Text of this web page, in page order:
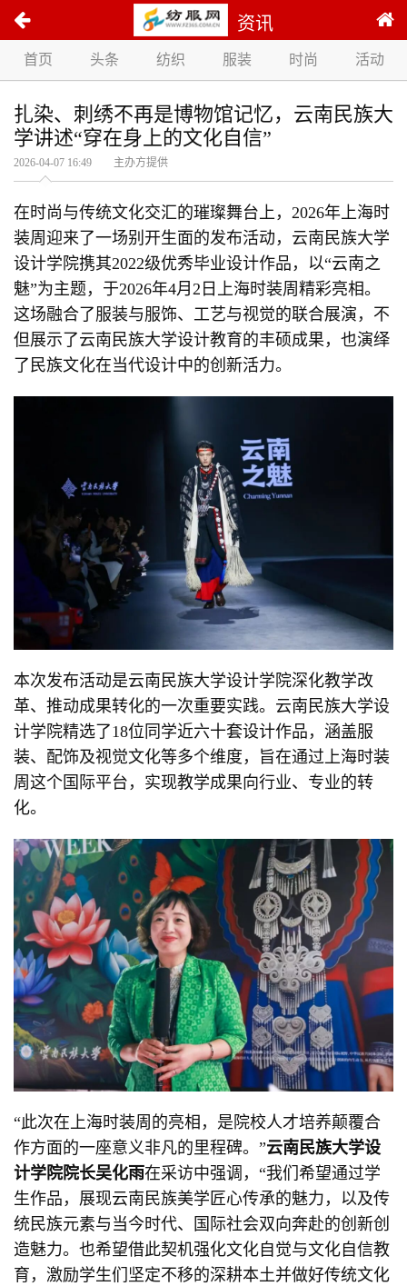
资讯
首页 头条 纺织 服装 时尚 活动
扎染、刺绣不再是博物馆记忆，云南民族大
学讲述“穿在身上的文化自信”
2026-04-07 16:49 主办方提供
在时尚与传统文化交汇的璀璨舞台上，2026年上海时
装周迎来了一场别开生面的发布活动，云南民族大学
设计学院携其2022级优秀毕业设计作品，以“云南之
魅”为主题，于2026年4月2日上海时装周精彩亮相。
这场融合了服装与服饰、工艺与视觉的联合展演，不
但展示了云南民族大学设计教育的丰硕成果，也演绎
了民族文化在当代设计中的创新活力。
本次发布活动是云南民族大学设计学院深化教学改
革、推动成果转化的一次重要实践。云南民族大学设
计学院精选了18位同学近六十套设计作品，涵盖服
装、配饰及视觉文化等多个维度，旨在通过上海时装
周这个国际平台，实现教学成果向行业、专业的转
化。
“此次在上海时装周的亮相，是院校人才培养颠覆合
作方面的一座意义非凡的里程碑。”云南民族大学设
计学院院长吴化雨在采访中强调，“我们希望通过学
生作品，展现云南民族美学匠心传承的魅力，以及传
统民族元素与当今时代、国际社会双向奔赴的创新创
造魅力。也希望借此契机强化文化自觉与文化自信教
育，激励学生们坚定不移的深耕本土并做好传统文化